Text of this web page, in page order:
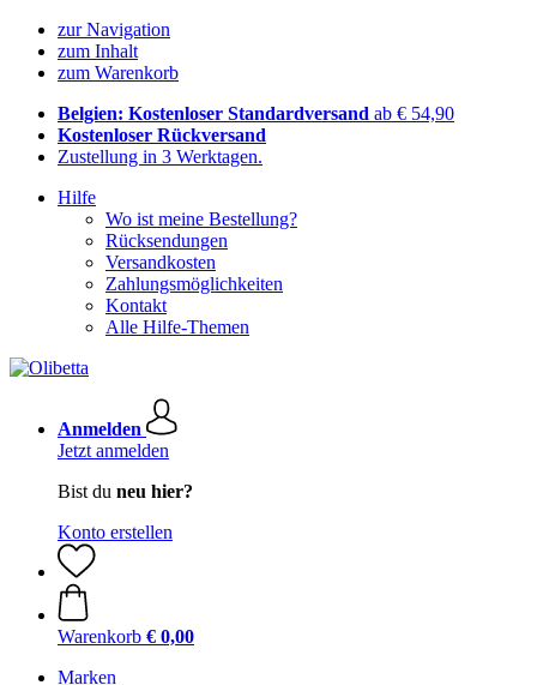
zur Navigation
zum Inhalt
zum Warenkorb
Belgien: Kostenloser Standardversand ab € 54,90
Kostenloser Rückversand
Zustellung in 3 Werktagen.
Hilfe
Wo ist meine Bestellung?
Rücksendungen
Versandkosten
Zahlungsmöglichkeiten
Kontakt
Alle Hilfe-Themen
Anmelden
Jetzt anmelden
Bist du neu hier?
Konto erstellen
Warenkorb € 0,00
Marken